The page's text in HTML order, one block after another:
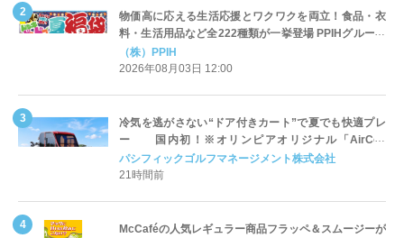
物価高に応える生活応援とワクワクを両立！食品・衣
料・生活用品など全222種類が一挙登場 PPIHグループ
「夏福袋」＆セール 8月6日(木)より順次スタート
（株）PPIH
2026年08月03日 12:00
冷気を逃がさない“ドア付きカート”で夏でも快適プレ
ー 国内初！※オリンピアオリジナル「AirCon
Cart（エアコンカート）」導入 | ＰＧＭ
パシフィックゴルフマネージメント株式会社
21時間前
McCaféの人気レギュラー商品フラッペ＆スムージーが